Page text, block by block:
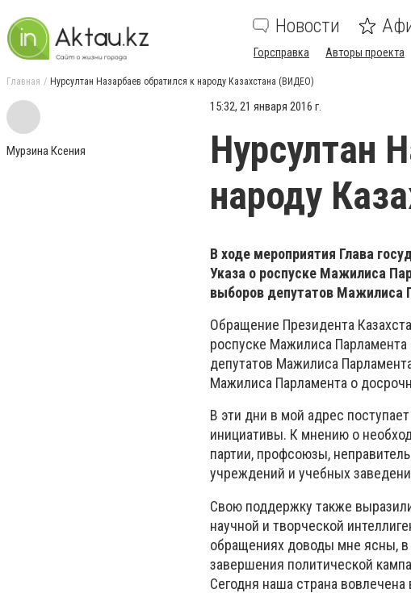
Новости
Горсправка Авторы проекта
Главная Нурсултан Назарбаев обратился к народу Казахстана (ВИДЕО)
Мурзина Ксения
15:32, 21 января 2016 г.
Нурсултан
народу
В ходе мероприятия Глава
Указа о роспуске Мажилиса
выборов депутатов Мажилиса
Обращение Президента
роспуске Мажилиса
депутатов Мажилиса
Мажилиса Парламента о
В эти дни в мой адрес
инициативы. К мнению о
партии, профсоюзы,
учреждений и учебных
Свою поддержку также
научной и творческой
обращениях доводы мне ясны, в
завершения политической
Сегодня наша страна